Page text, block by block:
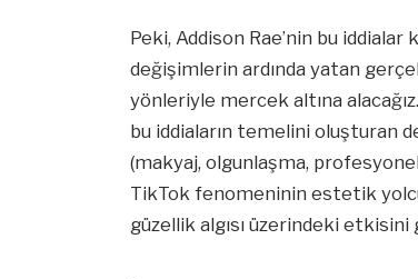
Peki, Addison Rae’nin bu
değişimlerin ardında yatan
yönleriyle mercek altına
bu iddiaların temelini oluşturan
(makyaj, olgunlaşma,
TikTok fenomeninin estetik
güzellik algısı üzerindeki